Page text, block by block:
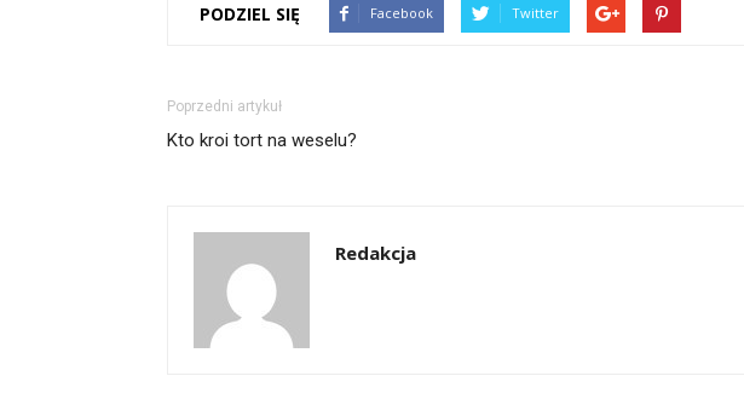
PODZIEL SIĘ Facebook Twitter
Poprzedni artykuł
Kto kroi tort na weselu?
Redakcja